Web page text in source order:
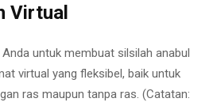
Virtual
untuk membuat silsilah anabul
virtual yang fleksibel, baik untuk
ras maupun tanpa ras. (Catatan: